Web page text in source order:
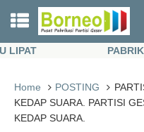
Home
POSTING
KEDAP SUARA. PARTISI
KEDAP SUARA.